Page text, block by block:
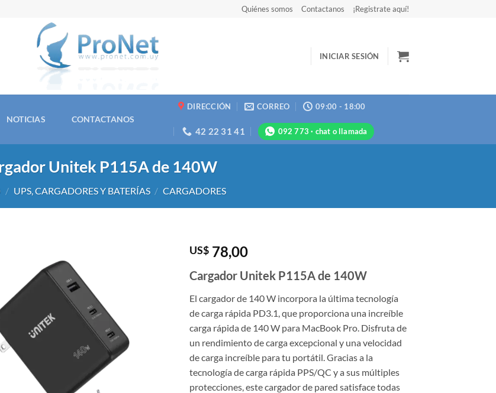
Quiénes somos Contactanos ¡Registrate aquí!
INICIAR SESIÓN
NOTICIAS CONTACTANOS
DIRECCIÓN CORREO 09:00 - 18:00
42 22 31 41 092 773 · chat o llamada
Unitek P115A de 140W
/ UPS, CARGADORES Y BATERÍAS / CARGADORES
US$ 78,00
Cargador Unitek P115A de 140W
El cargador de 140 W incorpora la última tecnología
de carga rápida PD3.1, que proporciona una increíble
carga rápida de 140 W para MacBook Pro. Disfruta de
un rendimiento de carga excepcional y una velocidad
de carga increíble para tu portátil. Gracias a la
tecnología de carga rápida PPS/QC y a sus múltiples
protecciones, este cargador de pared satisface todas